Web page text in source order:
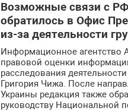
Возможные связи с
обратилось в Офис
из-за деятельности
Информационное агентство
правовой оценки
расследования
Григория Чижа. После
Украины редакция также
руководству Национальной